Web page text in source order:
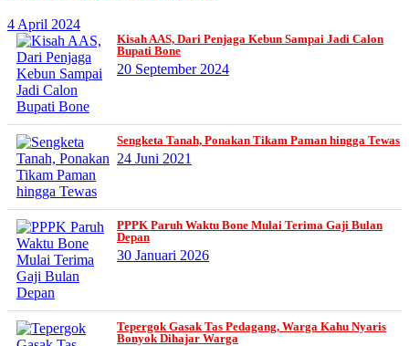
4 April 2024
Kisah AAS, Dari Penjaga Kebun Sampai Jadi Calon
Bupati Bone
20 September 2024
Sengketa Tanah, Ponakan Tikam Paman hingga Tewas
24 Juni 2021
PPPK Paruh Waktu Bone Mulai Terima Gaji Bulan
Depan
30 Januari 2026
Tepergok Gasak Tas Pedagang, Warga Kahu Nyaris
Bonyok Dihajar Warga